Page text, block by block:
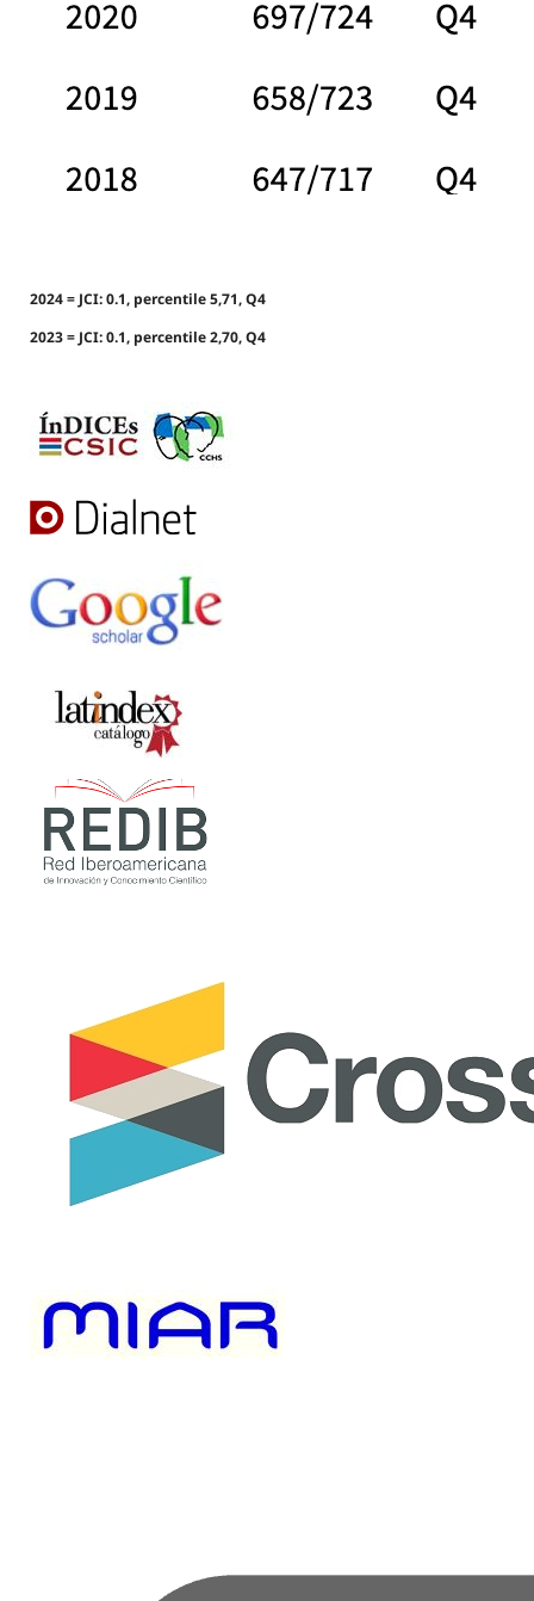
2024 = JCI: 0.1, percentile 5,71, Q4
2023 = JCI: 0.1, percentile 2,70, Q4